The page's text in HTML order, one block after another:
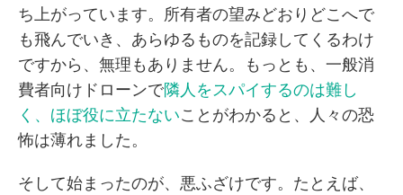
ち上がっています。所有者の望みどおりどこへで
も飛んでいき、あらゆるものを記録してくるわけ
ですから、無理もありません。もっとも、一般消
費者向けドローンで隣人をスパイするのは難し
く、ほぼ役に立たないことがわかると、人々の恐
怖は薄れました。
そして始まったのが、悪ふざけです。たとえば、